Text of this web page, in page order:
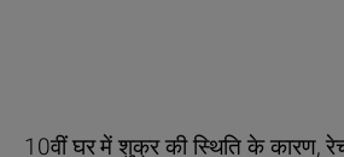
10वीं घर में शुक्र की स्थिति के कारण,